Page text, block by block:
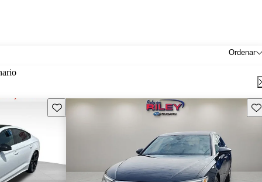
Ordenar
Guarda este Aviso